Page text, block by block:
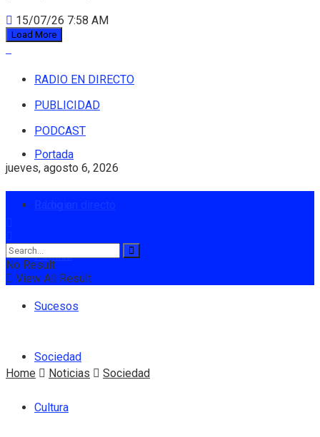
15/07/26 7:58 AM
Load More
RADIO EN DIRECTO
PUBLICIDAD
PODCAST
jueves, agosto 6, 2026
Portada
Política
Sucesos
Sociedad
Cultura
No Result
View All Result
Home Noticias Sociedad